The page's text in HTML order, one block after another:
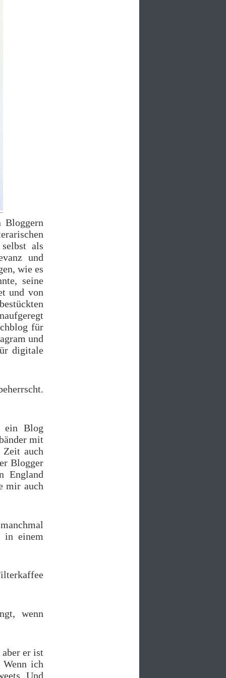
Bloggern
als
und
wie es
seine
und von
für
und
digitale
ein Blog
mit
Zeit auch
Blogger
England
mir auch
in einem
wenn
er ist
Wenn ich
Und